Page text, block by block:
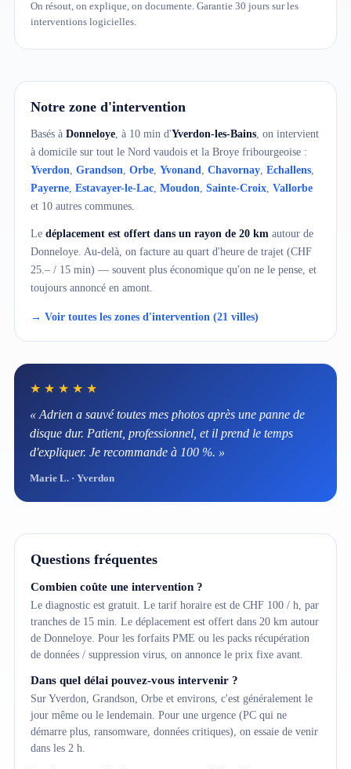
On résout, on explique, on documente. Garantie 30 jours sur les
interventions logicielles.
Notre zone d'intervention
Basés à Donneloye , à 10 min d'Yverdon-les-Bains , on intervient
à domicile sur tout le Nord vaudois et la Broye fribourgeoise :
Yverdon Grandson Orbe Yvonand Chavornay Echallens
Payerne Estavayer-le-Lac Moudon Sainte-Croix Vallorbe
et 10 autres communes.
Le déplacement est offert dans un rayon de 20 km autour de
Donneloye. Au-delà, on facture au quart d'heure de trajet (CHF
25.– / 15 min) — souvent plus économique qu'on ne le pense, et
toujours annoncé en amont.
→ Voir toutes les zones d'intervention (21 villes)
★★★★★
« Adrien a sauvé toutes mes photos après une panne de
disque dur. Patient, professionnel, et il prend le temps
d'expliquer. Je recommande à 100 %. »
Marie L. · Yverdon
Questions fréquentes
Combien coûte une intervention ?
Le diagnostic est gratuit. Le tarif horaire est de CHF 100 / h, par
tranches de 15 min. Le déplacement est offert dans 20 km autour
de Donneloye. Pour les forfaits PME ou les packs récupération
de données / suppression virus, on annonce le prix fixe avant.
Dans quel délai pouvez-vous intervenir ?
Sur Yverdon, Grandson, Orbe et environs, c'est généralement le
jour même ou le lendemain. Pour une urgence (PC qui ne
démarre plus, ransomware, données critiques), on essaie de venir
dans les 2 h.